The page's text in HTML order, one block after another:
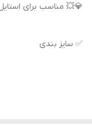
💎💥 مناسب برای
✅ سایز بندی